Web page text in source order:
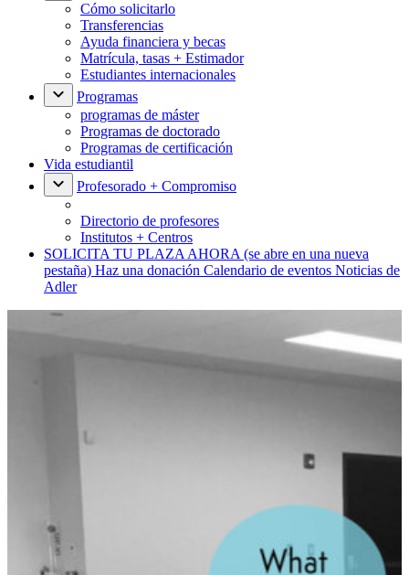
Cómo solicitarlo
Transferencias
Ayuda financiera y becas
Matrícula, tasas + Estimador
Estudiantes internacionales
Programas
programas de máster
Programas de doctorado
Programas de certificación
Vida estudiantil
Profesorado + Compromiso
Directorio de profesores
Institutos + Centros
SOLICITA TU PLAZA AHORA (se abre en una nueva
pestaña) Haz una donación Calendario de eventos Noticias de
Adler